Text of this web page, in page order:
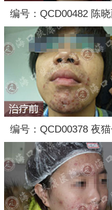
编号：QCD00482 陈
编号：QCD00378 夜